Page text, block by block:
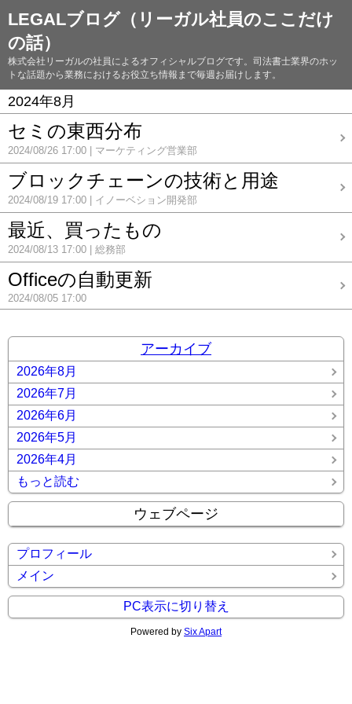
LEGALブログ（リーガル社員のここだけ
の話）
株式会社リーガルの社員によるオフィシャルブログです。司法書士業界のホッ
トな話題から業務におけるお役立ち情報まで毎週お届けします。
2024年8月
セミの東西分布
2024/08/26 17:00 マーケティング営業部
ブロックチェーンの技術と用途
2024/08/19 17:00 イノーベション開発部
最近、買ったもの
2024/08/13 17:00 総務部
Officeの自動更新
2024/08/05 17:00
アーカイブ
2026年8月
2026年7月
2026年6月
2026年5月
2026年4月
もっと読む
ウェブページ
プロフィール
メイン
PC表示に切り替え
Powered by Six Apart